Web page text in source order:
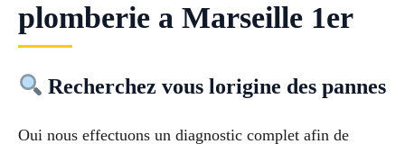
plomberie a Marseille 1er
Recherchez vous lorigine des pannes
Oui nous effectuons un diagnostic complet afin de